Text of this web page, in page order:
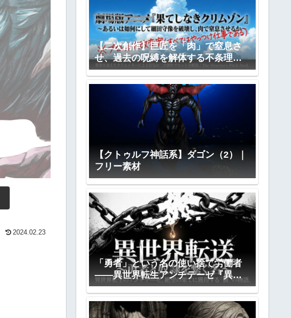
2024.02.23
【二次創作】巨匠を「肉」で窒息さ
せ、過去の呪縛を解体する不条理劇
―『果てしなきクリムゾン』全プロ
ット公開
【クトゥルフ神話系】ダゴン（2）｜
フリー素材
「勇者」という名の使い捨て労働者
――異世界転生アンチテーゼ『異世
界転送』全プロット公開